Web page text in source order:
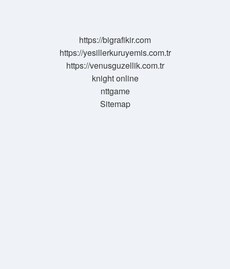
https://bigrafikir.com
https://yesillerkuruyemis.com.tr
https://venusguzellik.com.tr
knight online
nttgame
Sitemap